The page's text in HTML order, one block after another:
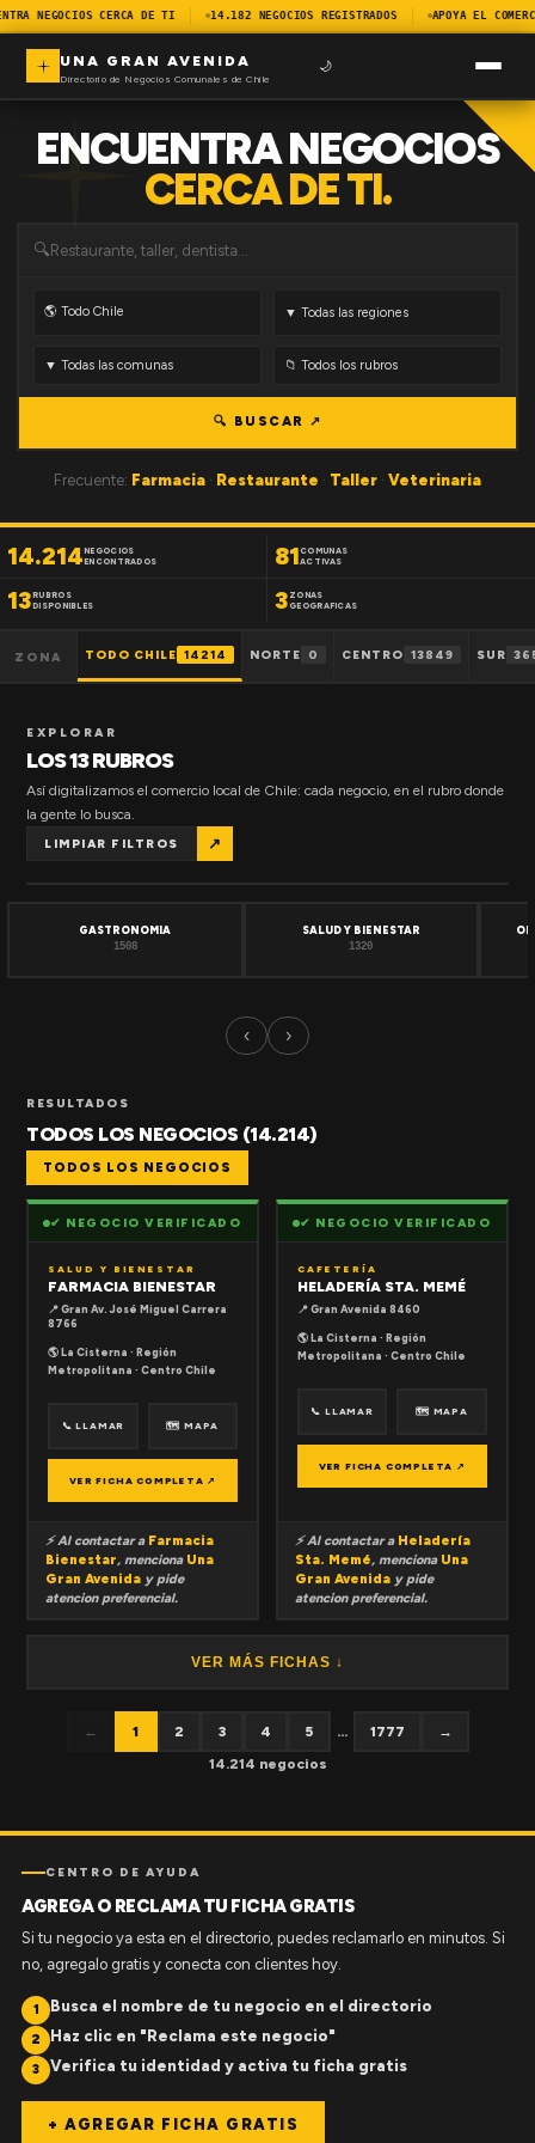
NEGOCIOS CERCA DE TI 14.182 NEGOCIOS REGISTRADOS APOYA EL
UNA GRAN AVENIDA
Directorio de Negocios Comunales de Chile
🌙
ENCUENTRA NEGOCIOS
CERCA DE TI.
🔍
🔍 BUSCAR ↗
Frecuente: Farmacia · Restaurante · Taller · Veterinaria
14.214NEGOCIOS
ENCONTRADOS
81 COMUNAS
ACTIVAS
13RUBROS
DISPONIBLES
3 ZONAS
GEOGRAFICAS
ZONA TODO CHILE 14214 NORTE 0 CENTRO 13849 SUR
EXPLORAR
LOS 13 RUBROS
Así digitalizamos el comercio local de Chile: cada negocio, en el rubro donde
la gente lo busca.
LIMPIAR FILTROS ↗
GASTRONOMIA
1508
SALUD Y BIENESTAR
1320
‹ ›
RESULTADOS
TODOS LOS NEGOCIOS (14.214)
TODOS LOS NEGOCIOS
✔ NEGOCIO VERIFICADO
SALUD Y BIENESTAR
FARMACIA BIENESTAR
📍 Gran Av. José Miguel Carrera
8766
🌎 La Cisterna · Región
Metropolitana · Centro Chile
📞 LLAMAR 🗺 MAPA
VER FICHA COMPLETA ↗
⚡ Al contactar a Farmacia
Bienestar, menciona Una
Gran Avenida y pide
atencion preferencial.
✔ NEGOCIO VERIFICADO
CAFETERÍA
HELADERÍA STA. MEMÉ
📍 Gran Avenida 8460
🌎 La Cisterna · Región
Metropolitana · Centro Chile
📞 LLAMAR 🗺 MAPA
VER FICHA COMPLETA ↗
⚡ Al contactar a Heladería
Sta. Memé, menciona Una
Gran Avenida y pide
atencion preferencial.
VER MÁS FICHAS ↓
← 1 2 3 4 5 ... 1777
→
14.214 negocios
CENTRO DE AYUDA
AGREGA O RECLAMA TU FICHA GRATIS
Si tu negocio ya esta en el directorio, puedes reclamarlo en minutos. Si
no, agregalo gratis y conecta con clientes hoy.
1 Busca el nombre de tu negocio en el directorio
2 Haz clic en "Reclama este negocio"
3 Verifica tu identidad y activa tu ficha gratis
+ AGREGAR FICHA GRATIS